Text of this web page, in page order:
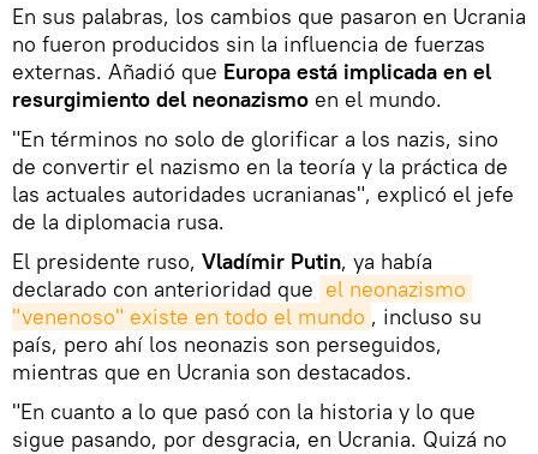
En sus palabras, los cambios que pasaron en Ucrania
no fueron producidos sin la influencia de fuerzas
externas. Añadió que Europa está implicada en el
resurgimiento del neonazismo en el mundo.
"En términos no solo de glorificar a los nazis, sino
de convertir el nazismo en la teoría y la práctica de
las actuales autoridades ucranianas", explicó el jefe
de la diplomacia rusa.
El presidente ruso, Vladímir Putin, ya había
declarado con anterioridad que el neonazismo
"venenoso" existe en todo el mundo , incluso su
país, pero ahí los neonazis son perseguidos,
mientras que en Ucrania son destacados.
"En cuanto a lo que pasó con la historia y lo que
sigue pasando, por desgracia, en Ucrania. Quizá no